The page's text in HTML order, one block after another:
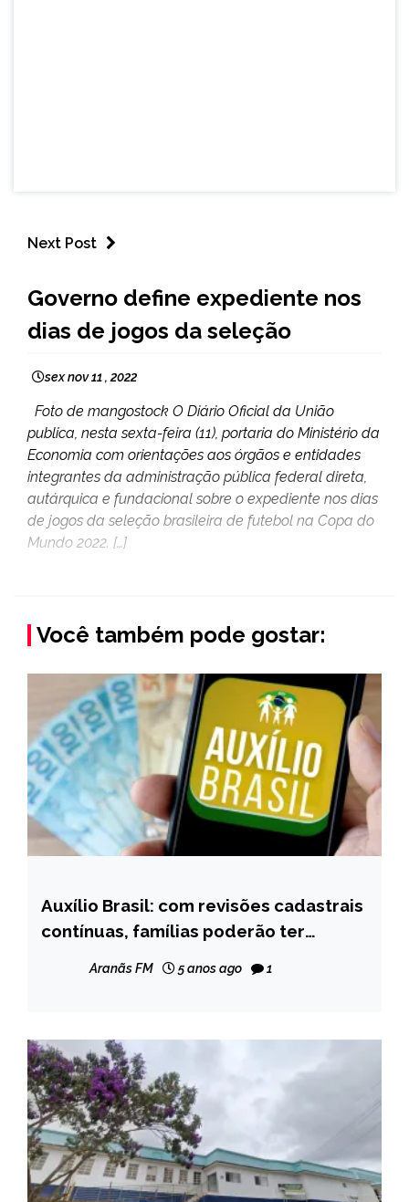
Next Post
NOTÍCIAS
Governo define expediente nos
dias de jogos da seleção
sex nov 11 , 2022
Foto de mangostock O Diário Oficial da União
publica, nesta sexta-feira (11), portaria do Ministério da
Economia com orientações aos órgãos e entidades
integrantes da administração pública federal direta,
autárquica e fundacional sobre o expediente nos dias
de jogos da seleção brasileira de futebol na Copa do
Mundo 2022. […]
Você também pode gostar:
BRASIL
NOTÍCIAS
Auxílio Brasil: com revisões cadastrais
contínuas, famílias poderão ter
benefício suspenso ou cancelado
Aranãs FM 5 anos ago 1